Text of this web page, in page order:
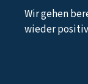
Wir gehen
wieder